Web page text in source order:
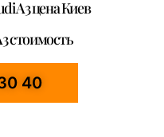
A3 цена Киев
стоимость
40